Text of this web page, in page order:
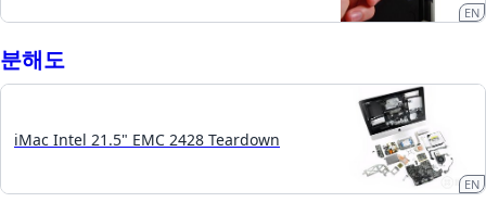
EN
분해도
iMac Intel 21.5" EMC 2428 Teardown
EN